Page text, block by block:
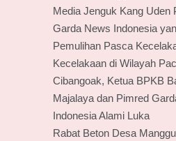
Media Jenguk Kang Uden
Garda News Indonesia
Pemulihan Pasca
Kecelakaan di Wilayah
Cibangoak, Ketua BPKB
Majalaya dan Pimred
Indonesia Alami Luka
Rabat Beton Desa